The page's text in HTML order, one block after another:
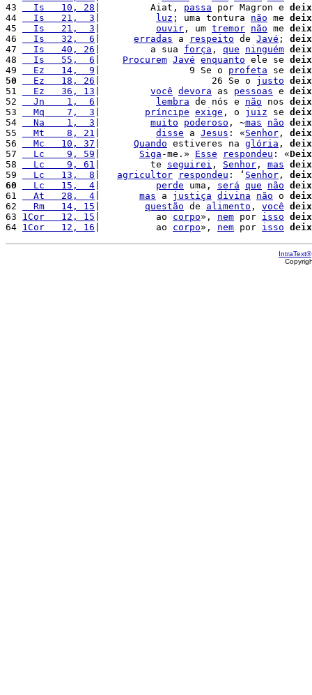
43
  Is   10, 28
|         Aiat, passa por Magron e
44
  Is   21,  3
luz ; uma tontura não me
45
  Is   21,  3
ouvir , um tremor não me
46
  Is   32,  6
erradas a respeito de Javé ;
47
  Is   40, 26
|         a sua força , que ninguém
48
  Is   55,  6
Procurem Javé enquanto ele se
49
  Ez   14,  9
|                9 Se o profeta se
50
  Ez   18, 26
|                    26 Se o justo
51
  Ez   36, 13
você devora as pessoas e
52
  Jn    1,  6
lembra de nós e não nos
53
  Mq    7,  3
príncipe exige , o juiz se
54
  Na    1,  3
muito poderoso , ~mas não
55
  Mt    8, 21
disse a Jesus : «Senhor ,
56
  Mc   10, 37
Quando estiveres na glória ,
57
  Lc    9, 59
Siga -me.» Esse respondeu : «
58
  Lc    9, 61
|         te seguirei , Senhor , mas
59
  Lc   13,  8
agricultor respondeu : ‘ Senhor ,
60
  Lc   15,  4
perde uma, será que não
61
  At   28,  4
mas a justiça divina não o
62
  Rm   14, 15
questão de alimento , você
63 1Cor   12, 15 |          ao corpo», nem por isso
64 1Cor   12, 16 |          ao corpo», nem por isso
IntraText®